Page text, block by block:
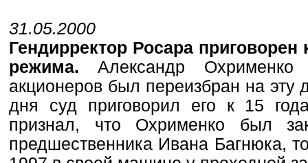
31.05.2000
Гендирректор Росара приговорен
режима. Александр
акционеров был переизбран на эту
дня суд приговорил его к 15
признал, что Охрименко был
предшественника Ивана Багнюка,